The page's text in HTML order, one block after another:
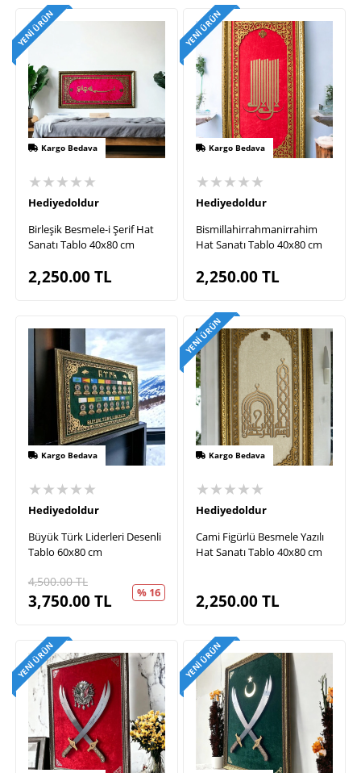
YENI ÜRÜN
Kargo Bedava
★★★★★
Hediyedoldur
Birleşik Besmele-i Şerif Hat
Sanatı Tablo 40x80 cm
2,250.00TL
YENI ÜRÜN
Kargo Bedava
★★★★★
Hediyedoldur
Bismillahirrahmanirrahim
Hat Sanatı Tablo 40x80 cm
2,250.00TL
Kargo Bedava
★★★★★
Hediyedoldur
Büyük Türk Liderleri Desenli
Tablo 60x80 cm
4,500.00TL
3,750.00TL % 16
YENI ÜRÜN
Kargo Bedava
★★★★★
Hediyedoldur
Cami Figürlü Besmele Yazılı
Hat Sanatı Tablo 40x80 cm
2,250.00TL
YENI ÜRÜN YENI ÜRÜN